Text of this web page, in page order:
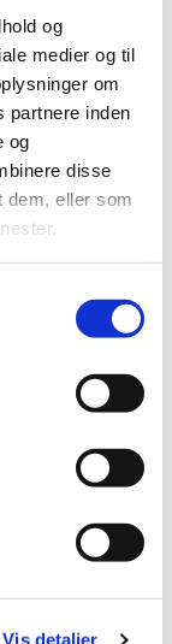
og
medier og til
om
partnere inden
og
disse
dem, eller som
Vis detaljer